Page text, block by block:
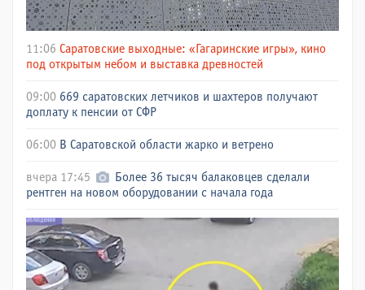
11:06 Саратовские выходные: «Гагаринские игры», кино
под открытым небом и выставка древностей
09:00 669 саратовских летчиков и шахтеров получают
доплату к пенсии от СФР
06:00 В Саратовской области жарко и ветрено
вчера 17:45
Более 36 тысяч балаковцев сделали
рентген на новом оборудовании с начала года